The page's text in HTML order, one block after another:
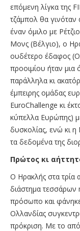
επόμενη λίγκα της
τζάμπολ θα γινόταν
έναν όμιλο με
Μονς (Βέλγιο), ο
ουδέτερο έδαφος
προοιμίου ήταν
παράλληλα κι
έμπειρης ομάδας
EuroChallenge κι
κύπελλα Ευρώπης)
δυσκολίας, ενώ κι
τα δεδομένα της
Πρώτος κι
Ο Ηρακλής στα τρία
διάστημα
πρόσωπο και
Ολλανδίας
πρόκριση. Με το